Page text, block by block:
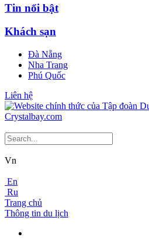
Tin nổi bật
Khách sạn
Đà Nẵng
Nha Trang
Phú Quốc
Liên hệ
Vn
En
Ru
Trang chủ
Thông tin du lịch